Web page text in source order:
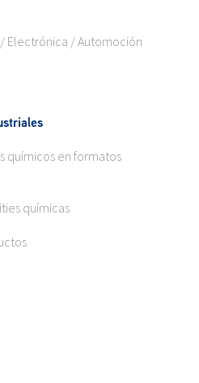
Electrónica / Automoción
químicos en formatos
químicas